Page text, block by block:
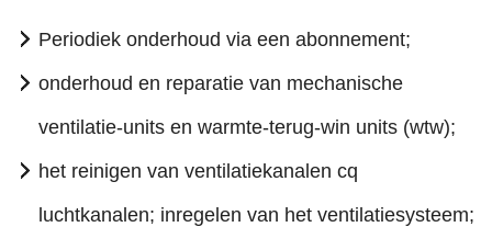
Periodiek onderhoud via een abonnement;
onderhoud en reparatie van mechanische
ventilatie-units en warmte-terug-win units (wtw);
het reinigen van ventilatiekanalen cq
luchtkanalen; inregelen van het ventilatiesysteem;